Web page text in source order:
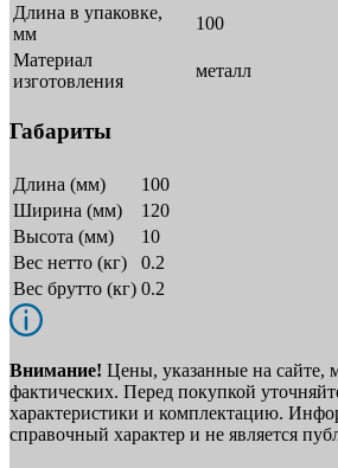
Длина в упаковке,
мм
100
Материал
изготовления
металл
Габариты
Длина (мм)
100
Ширина (мм)
120
Высота (мм)
10
Вес нетто (кг)
0.2
Вес брутто (кг) 0.2
Внимание! Цены, указанные на сайте,
фактических. Перед покупкой
характеристики и комплектацию.
справочный характер и не является